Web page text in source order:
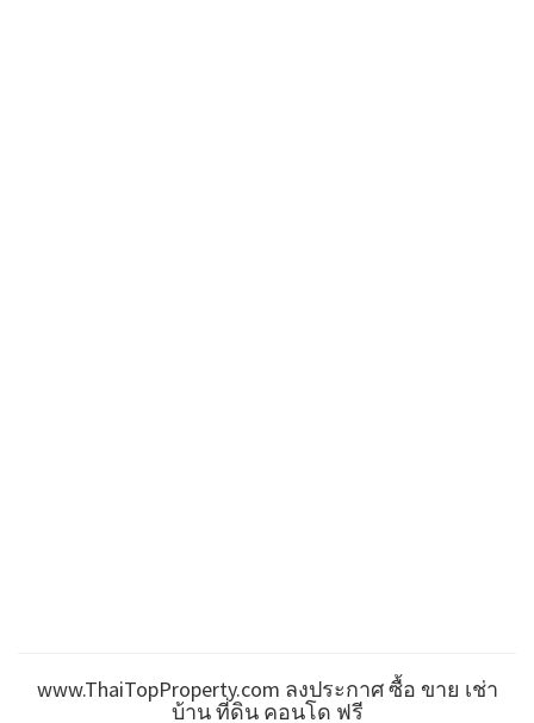
www.ThaiTopProperty.com ลงประกาศ ซื้อ ขาย เช่า
บ้าน ที่ดิน คอนโด ฟรี